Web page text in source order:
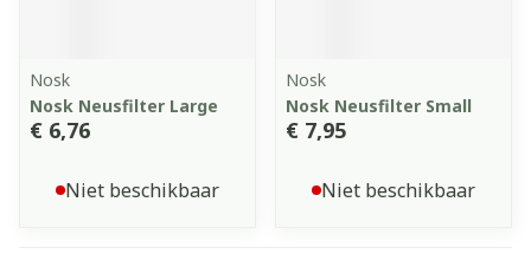
Nosk
Nosk Neusfilter Large
€ 6,76
Niet beschikbaar
Nosk
Nosk Neusfilter Small
€ 7,95
Niet beschikbaar